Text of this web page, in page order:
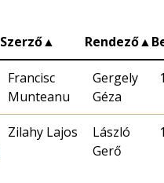
Szerző▲ Rendező▲
Francisc
Munteanu
Gergely
Géza
Zilahy Lajos
László
Gerő